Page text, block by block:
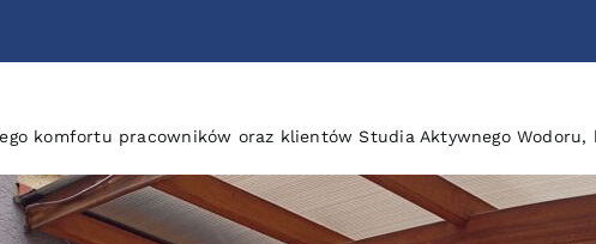
komfortu pracowników oraz klientów Studia Aktywnego Wodoru,